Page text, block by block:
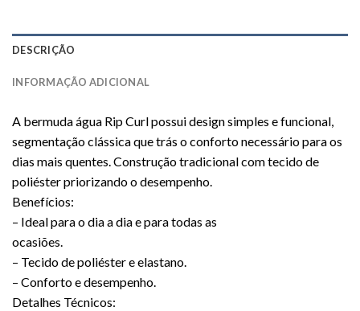
DESCRIÇÃO
INFORMAÇÃO ADICIONAL
A bermuda água Rip Curl possui design simples e funcional,
segmentação clássica que trás o conforto necessário para os
dias mais quentes. Construção tradicional com tecido de
poliéster priorizando o desempenho.
Benefícios:
– Ideal para o dia a dia e para todas as
ocasiões.
– Tecido de poliéster e elastano.
– Conforto e desempenho.
Detalhes Técnicos: